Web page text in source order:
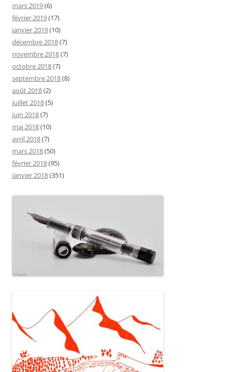
mars 2019(6)
février 2019(17)
janvier 2019(10)
décembre 2018(7)
novembre 2018(7)
octobre 2018(7)
septembre 2018(8)
août 2018(2)
juillet 2018(5)
juin 2018(7)
mai 2018(10)
avril 2018(7)
mars 2018(50)
février 2018(95)
janvier 2018(351)